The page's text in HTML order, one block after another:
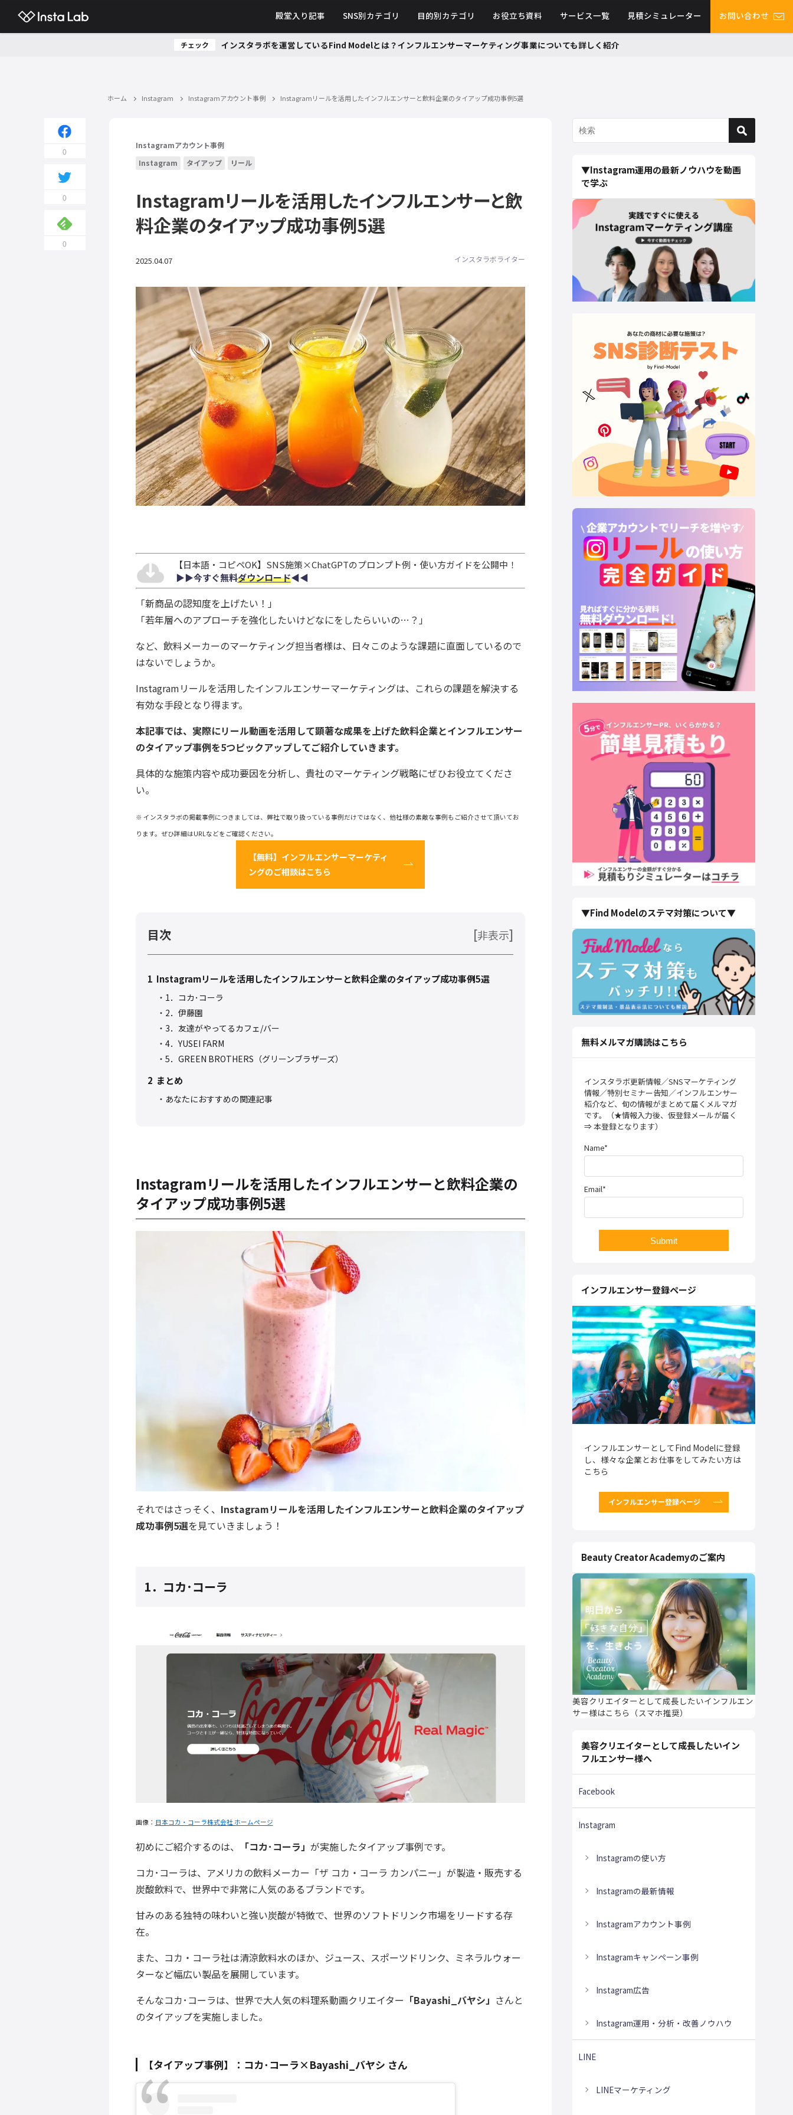
殿堂入り記事 SNS別カテゴリ 目的別カテゴリ お役立ち資料 サービス一覧 見積シミュレーター お問い合わせ
チェック インスタラボを運営しているFind Modelとは？インフルエンサーマーケティング事業についても詳しく紹介
ホーム Instagram Instagramアカウント事例 Instagramリールを活用したインフルエンサーと飲料企業のタイアップ成功事例5選
0
0
0
Instagramアカウント事例
Instagram
タイアップ リール
Instagramリールを活用したインフルエンサーと飲
料企業のタイアップ成功事例5選
2025.04.07 インスタラボライター
【日本語・コピペOK】SNS施策×ChatGPTのプロンプト例・使い方ガイドを公開中！
▶︎▶︎今すぐ無料ダウンロード◀︎◀︎
「新商品の認知度を上げたい！」
「若年層へのアプローチを強化したいけどなにをしたらいいの…？」
など、飲料メーカーのマーケティング担当者様は、日々このような課題に直面しているので
はないでしょうか。
Instagramリールを活用したインフルエンサーマーケティングは、これらの課題を解決する
有効な手段となり得ます。
本記事では、実際にリール動画を活用して顕著な成果を上げた飲料企業とインフルエンサー
のタイアップ事例を5つピックアップしてご紹介していきます。
具体的な施策内容や成功要因を分析し、貴社のマーケティング戦略にぜひお役立てくださ
い。
※ インスタラボの掲載事例につきましては、弊社で取り扱っている事例だけではなく、他社様の素敵な事例もご紹介させて頂いてお
ります。ぜひ詳細はURLなどをご確認ください。
【無料】インフルエンサーマーケティ
ングのご相談はこちら
目次 [非表示]
1 Instagramリールを活用したインフルエンサーと飲料企業のタイアップ成功事例5選
1．コカ･コーラ
2．伊藤園
3．友達がやってるカフェ/バー
4．YUSEI FARM
5．GREEN BROTHERS（グリーンブラザーズ）
2 まとめ
あなたにおすすめの関連記事
Instagramリールを活用したインフルエンサーと飲料企業の
タイアップ成功事例5選
それではさっそく、 Instagramリールを活用したインフルエンサーと飲料企業のタイアップ
成功事例5選を見ていきましょう！
1． コカ･コーラ
画像： 日本コカ・コーラ株式会社 ホームページ
初めにご紹介するのは、 「コカ･コーラ 」 が実施したタイアップ事例です。
コカ･コーラは、アメリカの飲料メーカー「ザ コカ・コーラ カンパニー」が製造・販売する
炭酸飲料で、世界中で非常に人気のあるブランドです。
甘みのある独特の味わいと強い炭酸が特徴で、世界のソフトドリンク市場をリードする存
在。
また、コカ・コーラ社は清涼飲料水のほか、ジュース、スポーツドリンク、ミネラルウォー
ターなど幅広い製品を展開しています。
そんなコカ･コーラは、世界で大人気の料理系動画クリエイター 「Bayashi_バヤシ 」 さんと
のタイアップを実施しました。
【タイアップ事例】： コカ･コーラ× Bayashi_バヤシ さん
▼Instagram運用の最新ノウハウを動画
で学ぶ
▼Find Modelのステマ対策について▼
無料メルマガ購読はこちら
インスタラボ更新情報／SNSマーケティング
情報／特別セミナー告知／インフルエンサー
紹介など、旬の情報がまとめて届くメルマガ
です。（★情報入力後、仮登録メールが届く
⇒ 本登録となります）
Name*
Email*
インフルエンサー登録ページ
インフルエンサーとしてFind Modelに登録
し、様々な企業とお仕事をしてみたい方は
こちら
インフルエンサー登録ページ
Beauty Creator Academyのご案内
美容クリエイターとして成長したいインフルエン
サー様はこちら（スマホ推奨）
美容クリエイターとして成長したいイン
フルエンサー様へ
Facebook
Instagram
Instagramの使い方
Instagramの最新情報
Instagramアカウント事例
Instagramキャンペーン事例
Instagram広告
Instagram運用・分析・改善ノウハウ
LINE
LINEマーケティング